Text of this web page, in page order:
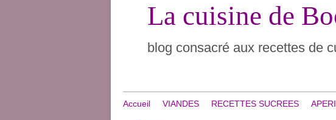
La cuisine de
blog consacré aux recettes de
Accueil VIANDES RECETTES SUCREES